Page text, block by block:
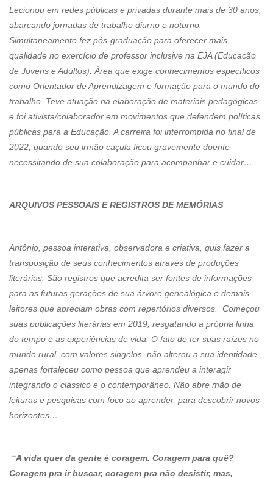
Lecionou em redes públicas e privadas durante mais de 30 anos,
abarcando jornadas de trabalho diurno e noturno.
Simultaneamente fez pós-graduação para oferecer mais
qualidade no exercício de professor inclusive na EJA (Educação
de Jovens e Adultos). Área que exige conhecimentos específicos
como Orientador de Aprendizagem e formação para o mundo do
trabalho. Teve atuação na elaboração de materiais pedagógicas
e foi ativista/colaborador em movimentos que defendem políticas
públicas para a Educação. A carreira foi interrompida no final de
2022, quando seu irmão caçula ficou gravemente doente
necessitando de sua colaboração para acompanhar e cuidar…
ARQUIVOS PESSOAIS E REGISTROS DE MEMÓRIAS
Antônio, pessoa interativa, observadora e criativa, quis fazer a
transposição de seus conhecimentos através de produções
literárias. São registros que acredita ser fontes de informações
para as futuras gerações de sua árvore genealógica e demais
leitores que apreciam obras com repertórios diversos. Começou
suas publicações literárias em 2019, resgatando a própria linha
do tempo e as experiências de vida. O fato de ter suas raízes no
mundo rural, com valores singelos, não alterou a sua identidade,
apenas fortaleceu como pessoa que aprendeu a interagir
integrando o clássico e o contemporâneo. Não abre mão de
leituras e pesquisas com foco ao aprender, para descobrir novos
horizontes…
“A vida quer da gente é coragem. Coragem para quê?
Coragem pra ir buscar, coragem pra não desistir, mas,